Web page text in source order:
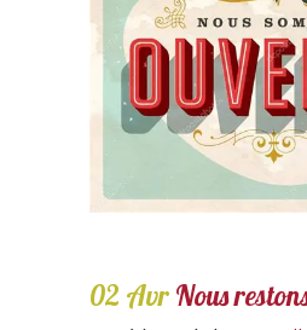
02 Avr Nous